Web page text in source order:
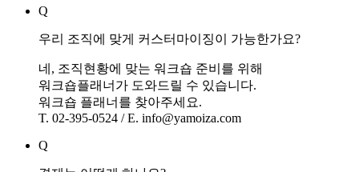
Q
우리 조직에 맞게 커스터마이징이 가능한가요?
네, 조직현황에 맞는 워크숍 준비를 위해
워크숍플래너가 도와드릴 수 있습니다.
워크숍 플래너를 찾아주세요.
T. 02-395-0524 / E. info@yamoiza.com
Q